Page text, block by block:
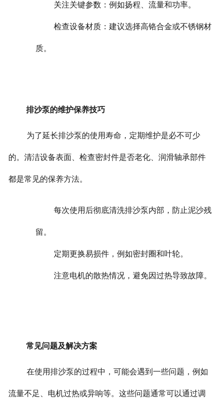
关注关键参数：例如扬程、流量和功率。
检查设备材质：建议选择高铬合金或不锈钢材
质。
排沙泵的维护保养技巧
为了延长排沙泵的使用寿命，定期维护是必不可少
的。清洁设备表面、检查密封件是否老化、润滑轴承部件
都是常见的保养方法。
每次使用后彻底清洗排沙泵内部，防止泥沙残
留。
定期更换易损件，例如密封圈和叶轮。
注意电机的散热情况，避免因过热导致故障。
常见问题及解决方案
在使用排沙泵的过程中，可能会遇到一些问题，例如
流量不足、电机过热或异响等。这些问题通常可以通过调